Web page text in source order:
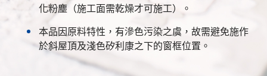
化粉塵（施工面需乾燥才可施工）。
本品因原料特性，有滲色污染之虞，故需避免施作
於斜屋頂及淺色矽利康之下的窗框位置。